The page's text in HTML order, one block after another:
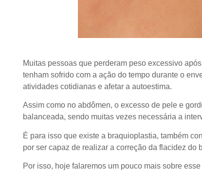
Muitas pessoas que perderam peso excessivo
tenham sofrido com a ação do tempo durante o
atividades cotidianas e afetar a autoestima.
Assim como no abdômen, o excesso de pele e
balanceada, sendo muitas vezes necessária a
É para isso que existe a braquioplastia, também
por ser capaz de realizar a correção da flacidez do
Por isso, hoje falaremos um pouco mais sobre